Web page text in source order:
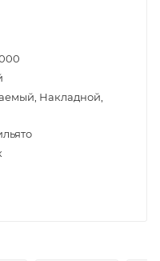
Накладной,